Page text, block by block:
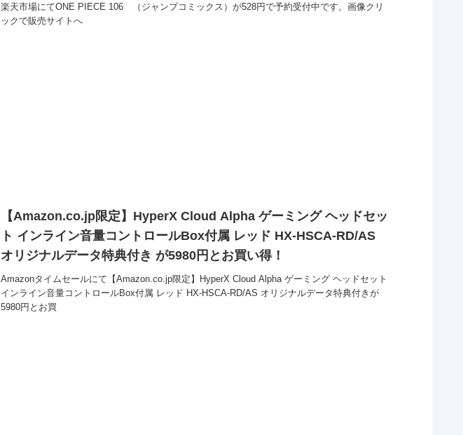
楽天市場にてONE PIECE 106 （ジャンプコミックス）が528円で予約受付中です。画像クリ
ックで販売サイトへ
【Amazon.co.jp限定】HyperX Cloud Alpha ゲーミング ヘッドセッ
ト インライン音量コントロールBox付属 レッド HX-HSCA-RD/AS
オリジナルデータ特典付き が5980円とお買い得！
Amazonタイムセールにて【Amazon.co.jp限定】HyperX Cloud Alpha ゲーミング ヘッドセット
インライン音量コントロールBox付属 レッド HX-HSCA-RD/AS オリジナルデータ特典付きが
5980円とお買